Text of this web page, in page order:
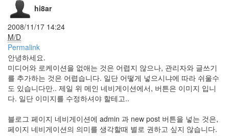
hi8ar
2008/11/17 14:24
M/D
Permalink
안녕하세요.
미디어와 로케이션을 없애는 것은 어렵지 않으나, 관리자와 글쓰기
를 추가하는 것은 어렵습니다. 일단 어떻게 넣으시냐에 따라 쉬울수
도 있습니다만.. 제일 위 메인 네비게이션에서, 버튼은 이미지 입니
다. 일단 이미지를 수정하셔야 할테고..
블로그 페이지 네비게이션에 admin 과 new post 버튼을 넣는 것은,
페이지 네비게이션의 의미를 생각할때 별로 권하고 싶지 않습니다.
AMD
동
화
책
ScrapBook
Tattertools
inheritance
듀
엣
아
이